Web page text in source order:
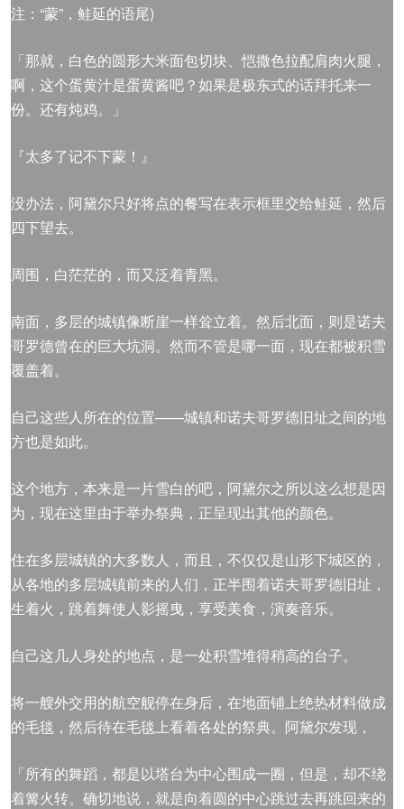
注：“蒙”，鲑延的语尾)
「那就，白色的圆形大米面包切块、恺撒色拉配肩肉火腿，
啊，这个蛋黄汁是蛋黄酱吧？如果是极东式的话拜托来一
份。还有炖鸡。」
『太多了记不下蒙！』
没办法，阿黛尔只好将点的餐写在表示框里交给鲑延，然后
四下望去。
周围，白茫茫的，而又泛着青黑。
南面，多层的城镇像断崖一样耸立着。然后北面，则是诺夫
哥罗德曾在的巨大坑洞。然而不管是哪一面，现在都被积雪
覆盖着。
自己这些人所在的位置——城镇和诺夫哥罗德旧址之间的地
方也是如此。
这个地方，本来是一片雪白的吧，阿黛尔之所以这么想是因
为，现在这里由于举办祭典，正呈现出其他的颜色。
住在多层城镇的大多数人，而且，不仅仅是山形下城区的，
从各地的多层城镇前来的人们，正半围着诺夫哥罗德旧址，
生着火，跳着舞使人影摇曳，享受美食，演奏音乐。
自己这几人身处的地点，是一处积雪堆得稍高的台子。
将一艘外交用的航空舰停在身后，在地面铺上绝热材料做成
的毛毯，然后待在毛毯上看着各处的祭典。阿黛尔发现，
「所有的舞蹈，都是以塔台为中心围成一圈，但是，却不绕
着篝火转。确切地说，就是向着圆的中心跳过去再跳回来的